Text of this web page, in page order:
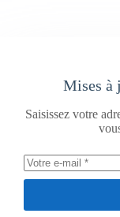
Mises à
Saisissez votre